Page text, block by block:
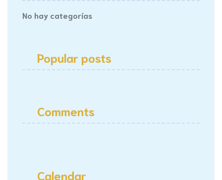
No hay categorías
Popular posts
Comments
Calendar